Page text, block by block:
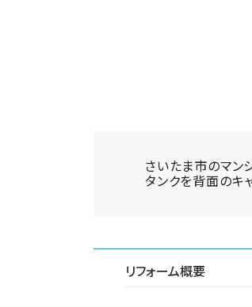
さいたま市のマン
タンクを背面のキ
リフォーム概要